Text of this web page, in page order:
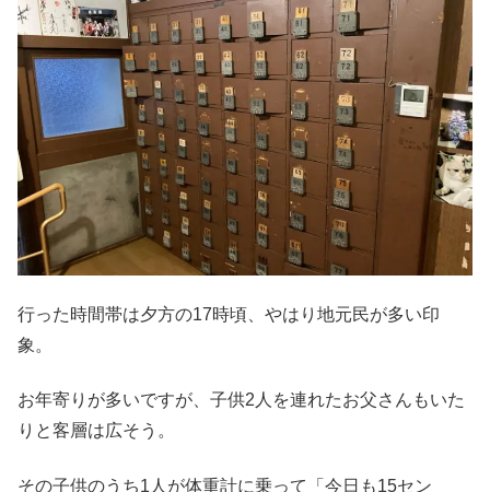
行った時間帯は夕方の17時頃、やはり地元民が多い印
象。
お年寄りが多いですが、子供2人を連れたお父さんもいた
りと客層は広そう。
その子供のうち1人が体重計に乗って「今日も15セン